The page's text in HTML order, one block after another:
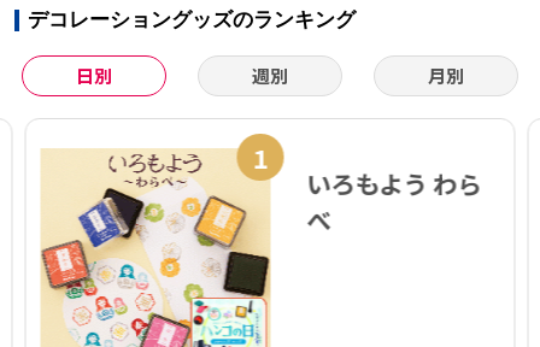
デコレーショングッズのランキング
日別 週別 月別
1
いろもよう わら
べ